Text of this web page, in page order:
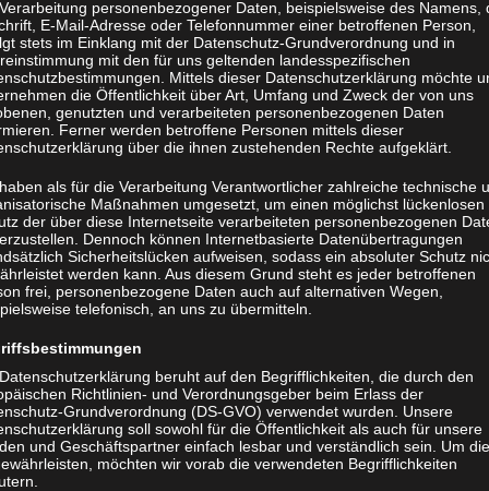
personenbezogener Daten, beispielsweise des Namens,
E-Mail-Adresse oder Telefonnummer einer betroffenen Person,
stets im Einklang mit der Datenschutz-Grundverordnung und in
mit den für uns geltenden landesspezifischen
Mittels dieser Datenschutzerklärung möchte
die Öffentlichkeit über Art, Umfang und Zweck der von uns
genutzten und verarbeiteten personenbezogenen Daten
Ferner werden betroffene Personen mittels dieser
über die ihnen zustehenden Rechte aufgeklärt.
als für die Verarbeitung Verantwortlicher zahlreiche technische
Maßnahmen umgesetzt, um einen möglichst lückenlosen
der über diese Internetseite verarbeiteten personenbezogenen
Dennoch können Internetbasierte Datenübertragungen
Sicherheitslücken aufweisen, sodass ein absoluter Schutz
werden kann. Aus diesem Grund steht es jeder betroffenen
frei, personenbezogene Daten auch auf alternativen Wegen,
telefonisch, an uns zu übermitteln.
beruht auf den Begrifflichkeiten, die durch den
Richtlinien- und Verordnungsgeber beim Erlass der
Grundverordnung (DS-GVO) verwendet wurden. Unsere
soll sowohl für die Öffentlichkeit als auch für unsere
und Geschäftspartner einfach lesbar und verständlich sein. Um
möchten wir vorab die verwendeten Begrifflichkeiten